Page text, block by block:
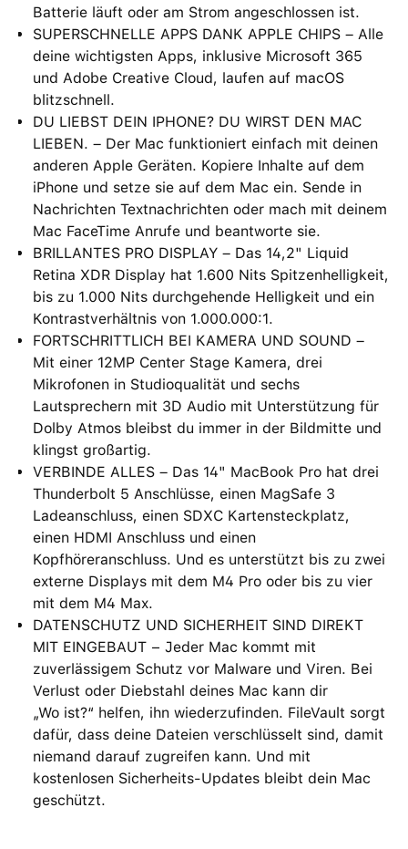
Batterie läuft oder am Strom angeschlossen ist.
SUPERSCHNELLE APPS DANK APPLE CHIPS – Alle
deine wichtigsten Apps, inklusive Microsoft 365
und Adobe Creative Cloud, laufen auf macOS
blitzschnell.
DU LIEBST DEIN IPHONE? DU WIRST DEN MAC
LIEBEN. – Der Mac funktioniert einfach mit deinen
anderen Apple Geräten. Kopiere Inhalte auf dem
iPhone und setze sie auf dem Mac ein. Sende in
Nachrichten Textnachrichten oder mach mit deinem
Mac FaceTime Anrufe und beantworte sie.
BRILLANTES PRO DISPLAY – Das 14,2" Liquid
Retina XDR Display hat 1.600 Nits Spitzenhelligkeit,
bis zu 1.000 Nits durchgehende Helligkeit und ein
Kontrastverhältnis von 1.000.000:1.
FORTSCHRITTLICH BEI KAMERA UND SOUND –
Mit einer 12MP Center Stage Kamera, drei
Mikrofonen in Studioqualität und sechs
Lautsprechern mit 3D Audio mit Unterstützung für
Dolby Atmos bleibst du immer in der Bildmitte und
klingst großartig.
VERBINDE ALLES – Das 14" MacBook Pro hat drei
Thunderbolt 5 Anschlüsse, einen MagSafe 3
Ladeanschluss, einen SDXC Kartensteckplatz,
einen HDMI Anschluss und einen
Kopfhöreranschluss. Und es unterstützt bis zu zwei
externe Displays mit dem M4 Pro oder bis zu vier
mit dem M4 Max.
DATENSCHUTZ UND SICHERHEIT SIND DIREKT
MIT EINGEBAUT − Jeder Mac kommt mit
zuverlässigem Schutz vor Malware und Viren. Bei
Verlust oder Diebstahl deines Mac kann dir
„Wo ist?“ helfen, ihn wiederzufinden. FileVault sorgt
dafür, dass deine Dateien verschlüsselt sind, damit
niemand darauf zugreifen kann. Und mit
kostenlosen Sicherheits-Updates bleibt dein Mac
geschützt.